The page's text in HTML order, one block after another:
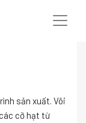
sản xuất. Vôi
cỡ hạt từ